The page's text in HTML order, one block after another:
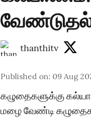
thanthitv
Published on: 09 Aug
கழுதைகளுக்கு
மழை வேண்டி